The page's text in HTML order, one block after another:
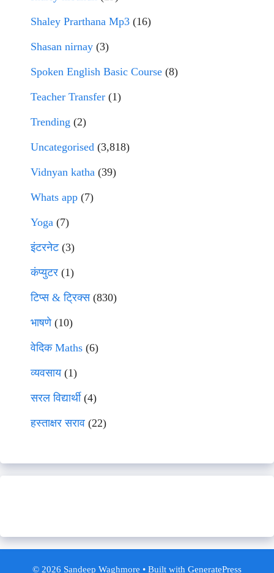
Shaley Prarthana Mp3 (16)
Shasan nirnay (3)
Spoken English Basic Course (8)
Teacher Transfer (1)
Trending (2)
Uncategorised (3,818)
Vidnyan katha (39)
Whats app (7)
Yoga (7)
इंटरनेट(3)
कंप्युटर (1)
टिप्स & ट्रिक्स(830)
भाषणे(10)
वेदिक Maths (6)
व्यवसाय(1)
सरल विद्यार्थी(4)
हस्ताक्षर सराव (22)
© 2026 Sandeep Waghmore • Built with GeneratePress